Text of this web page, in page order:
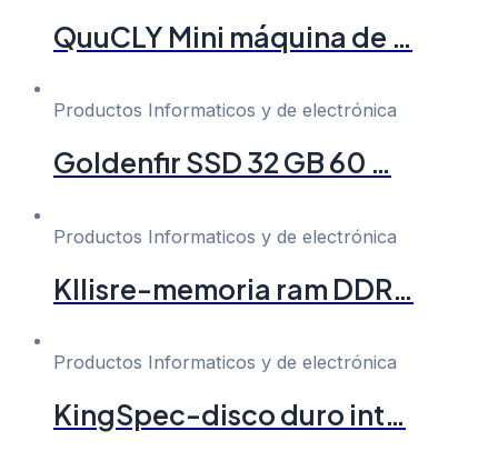
QuuCLY Mini máquina de …
Productos Informaticos y de electrónica
Goldenfir SSD 32 GB 60 …
Productos Informaticos y de electrónica
Kllisre-memoria ram DDR…
Productos Informaticos y de electrónica
KingSpec-disco duro int…